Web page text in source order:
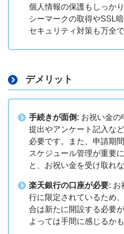
個人情報の保護もしっか
シーマークの取得やSSL
セキュリティ対策も万全で
デメリット
手続きが面倒: お祝い金の
提出やアンケート記入な
必要です。また、申請期
スケジュール管理が重要
と、お祝い金を受け取れ
楽天銀行の口座が必要: お
行に限定されているため
合は新たに開設する必要
よっては手間に感じるか